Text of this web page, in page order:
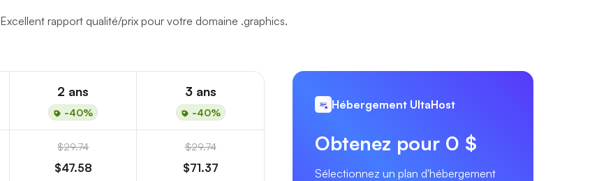
Excellent rapport qualité/prix pour votre domaine .graphics.
2 ans
-40%
3 ans
-40%
$29.74
$47.58
$29.74
$71.37
Hébergement UltaHost
Obtenez pour 0 $
Sélectionnez un plan d'hébergement